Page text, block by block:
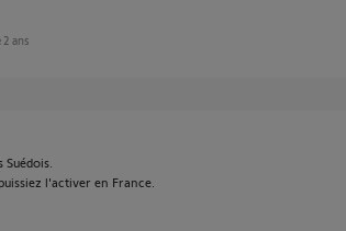
2 ans
l'activer en France.